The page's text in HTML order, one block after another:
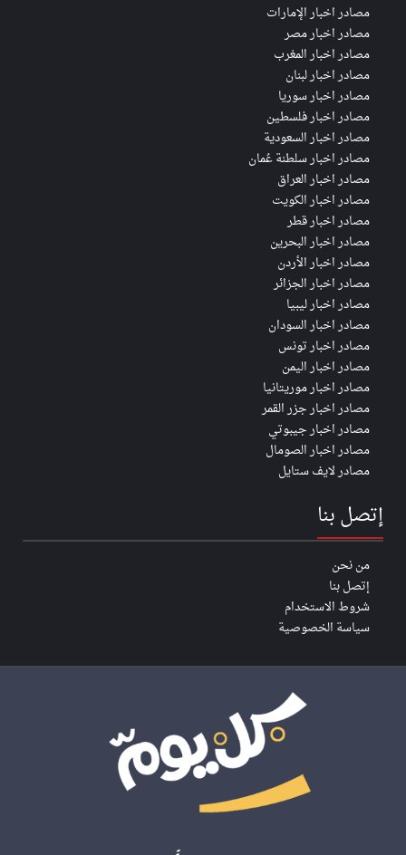
مصادر اخبار الإمارات
مصادر اخبار مصر
مصادر اخبار المغرب
مصادر اخبار لبنان
مصادر اخبار سوريا
مصادر اخبار فلسطين
مصادر اخبار السعودية
مصادر اخبار سلطنة عُمان
مصادر اخبار العراق
مصادر اخبار الكويت
مصادر اخبار قطر
مصادر اخبار البحرين
مصادر اخبار الأردن
مصادر اخبار الجزائر
مصادر اخبار ليبيا
مصادر اخبار السودان
مصادر اخبار تونس
مصادر اخبار اليمن
مصادر اخبار موريتانيا
مصادر اخبار جزر القمر
مصادر اخبار جيبوتي
مصادر اخبار الصومال
مصادر لايف ستايل
إتصل بنا
من نحن
إتصل بنا
شروط الاستخدام
سياسة الخصوصية